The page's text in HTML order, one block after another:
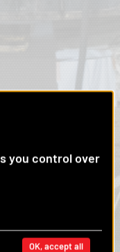
you control over
OK, accept all